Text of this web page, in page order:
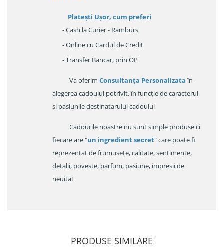
Platești Ușor, cum preferi
- Cash la Curier - Ramburs
- Online cu Cardul de Credit
- Transfer Bancar, prin OP
Va oferim Consultanța Personalizataîn
alegerea cadoulul potrivit, în funcție de caracterul
și pasiunile destinatarului cadoului
Cadourile noastre nu sunt simple produse ci
fiecare are "un ingredient secret" care poate fi
reprezentat de frumusețe, calitate, sentimente,
detalii, poveste, parfum, pasiune, impresii de
neuitat
PRODUSE SIMILARE